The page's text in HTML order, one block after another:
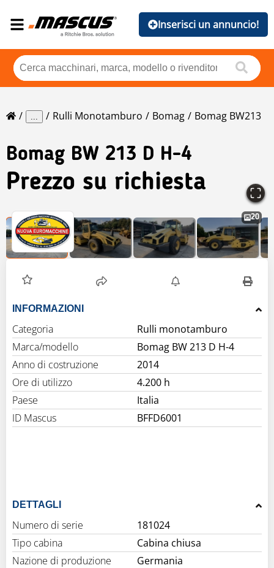
Inserisci un annuncio!
... Rulli Monotamburo Bomag Bomag BW213
Bomag BW 213 D H-4
Prezzo su richiesta
20
INFORMAZIONI
Categoria
Rulli monotamburo
Marca/modello
Bomag BW 213 D H-4
Anno di costruzione
2014
Ore di utilizzo
4.200 h
Paese
Italia
ID Mascus
BFFD6001
DETTAGLI
Numero di serie
181024
Tipo cabina
Cabina chiusa
Nazione di produzione
Germania